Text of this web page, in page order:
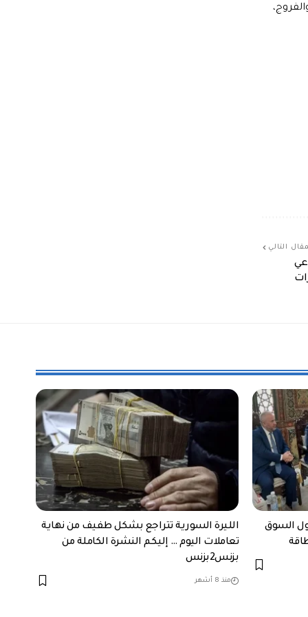
والبندورة والفروج،
التالي
جماعي
السوق
الليرة السورية تتراجع بشكل طفيف من نهاية
تعاملات اليوم … إليكم النشرة الكاملة من
بزنس2بزنس
منذ 8 أشهر